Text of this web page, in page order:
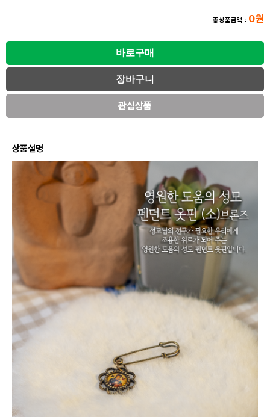
총상품금액 : 0원
관심상품
상품설명